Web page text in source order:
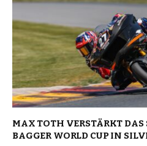
MAX TOTH VERSTÄRKT DAS
BAGGER WORLD CUP IN